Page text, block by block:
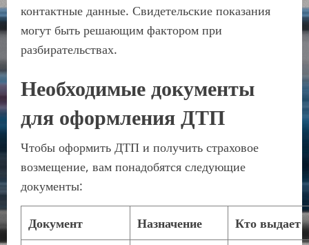
контактные данные. Свидетельские показания
могут быть решающим фактором при
разбирательствах.
Необходимые документы
для оформления ДТП
Чтобы оформить ДТП и получить страховое
возмещение, вам понадобятся следующие
документы:
Документ Назначение Кто выдает